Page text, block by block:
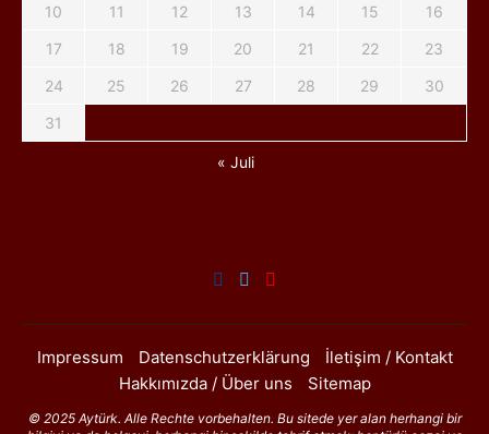
10
11 12 13 14 15
16
17
18 19 20 21 22
23
24
25 26 27 28 29
30
31
« Juli
Impressum Datenschutzerklärung
İletişim / Kontakt
Hakkımızda / Über uns
Sitemap
© 2025 Aytürk. Alle Rechte vorbehalten. Bu sitede yer alan herhangi bir